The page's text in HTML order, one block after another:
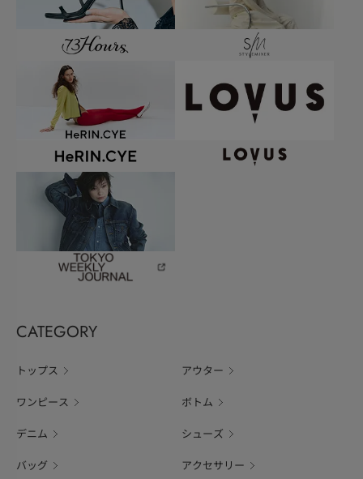
CATEGORY
トップス アウター
ワンピース ボトム
デニム シューズ
バッグ アクセサリー